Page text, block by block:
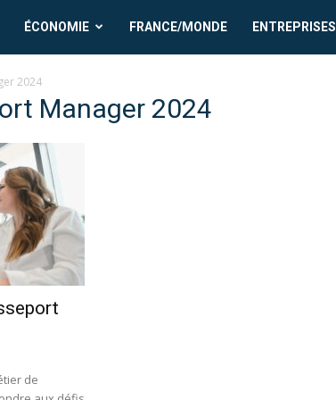
ÉCONOMIE FRANCE/MONDE ENTREPRISES
2024
Manager 2024
de